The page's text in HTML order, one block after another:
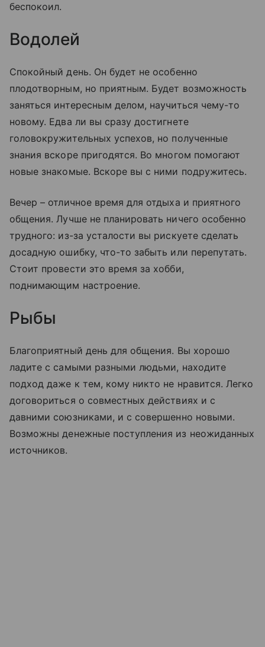
беспокоил.
Водолей
Спокойный день. Он будет не особенно
плодотворным, но приятным. Будет возможность
заняться интересным делом, научиться чему-то
новому. Едва ли вы сразу достигнете
головокружительных успехов, но полученные
знания вскоре пригодятся. Во многом помогают
новые знакомые. Вскоре вы с ними подружитесь.
Вечер – отличное время для отдыха и приятного
общения. Лучше не планировать ничего особенно
трудного: из-за усталости вы рискуете сделать
досадную ошибку, что-то забыть или перепутать.
Стоит провести это время за хобби,
поднимающим настроение.
Рыбы
Благоприятный день для общения. Вы хорошо
ладите с самыми разными людьми, находите
подход даже к тем, кому никто не нравится. Легко
договориться о совместных действиях и с
давними союзниками, и с совершенно новыми.
Возможны денежные поступления из неожиданных
источников.